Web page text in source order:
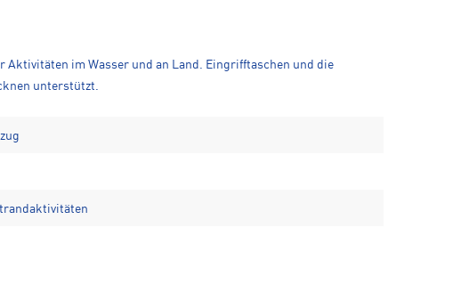
Aktivitäten im Wasser und an Land. Eingrifftaschen und die
unterstützt.